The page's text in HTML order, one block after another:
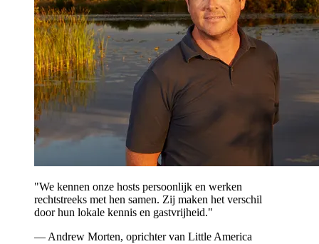
"We kennen onze hosts persoonlijk en werken
rechtstreeks met hen samen. Zij maken het verschil
door hun lokale kennis en gastvrijheid."
— Andrew Morten, oprichter van Little America